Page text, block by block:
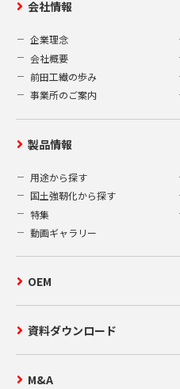
会社情報
企業理念
会社概要
前田工繊の歩み
事業所のご案内
製品情報
用途から探す
国土強靭化から探す
特集
動画ギャラリー
OEM
資料ダウンロード
M&A